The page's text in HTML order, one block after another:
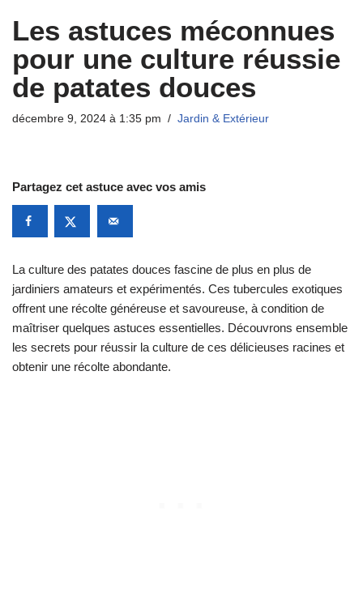
Les astuces méconnues
pour une culture réussie
de patates douces
décembre 9, 2024 à 1:35 pm Jardin & Extérieur
Partagez cet astuce avec vos amis
La culture des patates douces fascine de plus en plus de
jardiniers amateurs et expérimentés. Ces tubercules exotiques
offrent une récolte généreuse et savoureuse, à condition de
maîtriser quelques astuces essentielles. Découvrons ensemble
les secrets pour réussir la culture de ces délicieuses racines et
obtenir une récolte abondante.